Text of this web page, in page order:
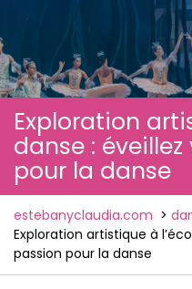
Exploration
danse :
pour la danse
estebanyclaudia.com >
Exploration artistique à
passion pour la danse